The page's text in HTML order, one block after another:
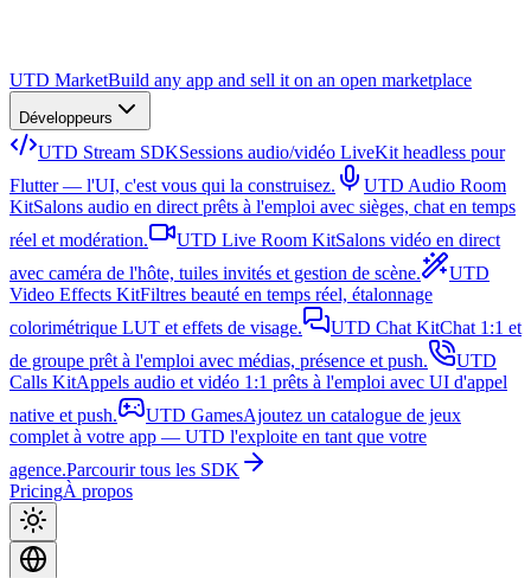
UTD MarketBuild any app and sell it on an open marketplace
Développeurs
UTD Stream SDKSessions audio/vidéo LiveKit headless pour
Flutter — l'UI, c'est vous qui la construisez.
UTD Audio Room
KitSalons audio en direct prêts à l'emploi avec sièges, chat en temps
réel et modération.
UTD Live Room KitSalons vidéo en direct
avec caméra de l'hôte, tuiles invités et gestion de scène.
UTD
Video Effects KitFiltres beauté en temps réel, étalonnage
colorimétrique LUT et effets de visage.
UTD Chat KitChat 1:1 et
de groupe prêt à l'emploi avec médias, présence et push.
UTD
Calls KitAppels audio et vidéo 1:1 prêts à l'emploi avec UI d'appel
native et push.
UTD GamesAjoutez un catalogue de jeux
complet à votre app — UTD l'exploite en tant que votre
agence.Parcourir tous les SDK
PricingÀ propos